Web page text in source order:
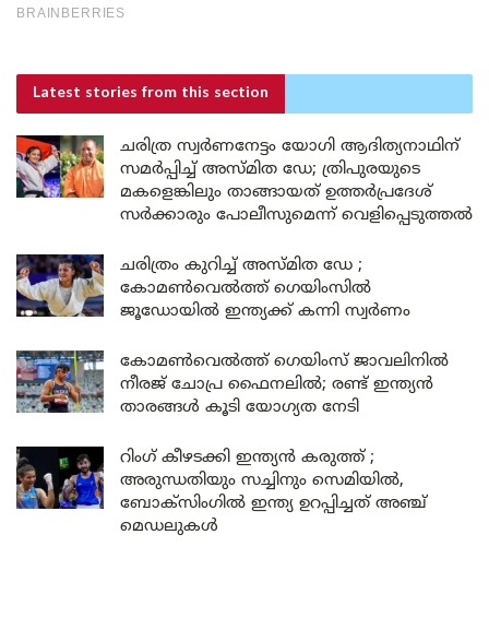
Latest stories from this section
ചരിത്ര സ്വർണനേട്ടം യോഗി ആദിത്യനാഥിന്
സമർപ്പിച്ച് അസ്മിത ഡേ; ത്രിപുരയുടെ
മകളെങ്കിലും താങ്ങായത് ഉത്തർപ്രദേശ്
സർക്കാരും പോലീസുമെന്ന് വെളിപ്പെടുത്തൽ
ചരിത്രം കുറിച്ച് അസ്മിത ഡേ ;
കോമൺവെൽത്ത് ഗെയിംസിൽ
ജൂഡോയിൽ ഇന്ത്യക്ക് കന്നി സ്വർണം
കോമൺവെൽത്ത് ഗെയിംസ് ജാവലിനിൽ
നീരജ് ചോപ്ര ഫൈനലിൽ; രണ്ട് ഇന്ത്യൻ
താരങ്ങൾ കൂടി യോഗ്യത നേടി
റിംഗ് കീഴടക്കി ഇന്ത്യൻ കരുത്ത് ;
അരുന്ധതിയും സച്ചിനും സെമിയിൽ,
ബോക്സിംഗിൽ ഇന്ത്യ ഉറപ്പിച്ചത് അഞ്ച്
മെഡലുകൾ